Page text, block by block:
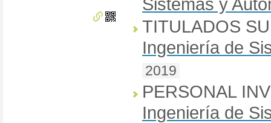
Sistemas y
TITULADOS
Ingeniería de
2019
PERSONAL
Ingeniería de